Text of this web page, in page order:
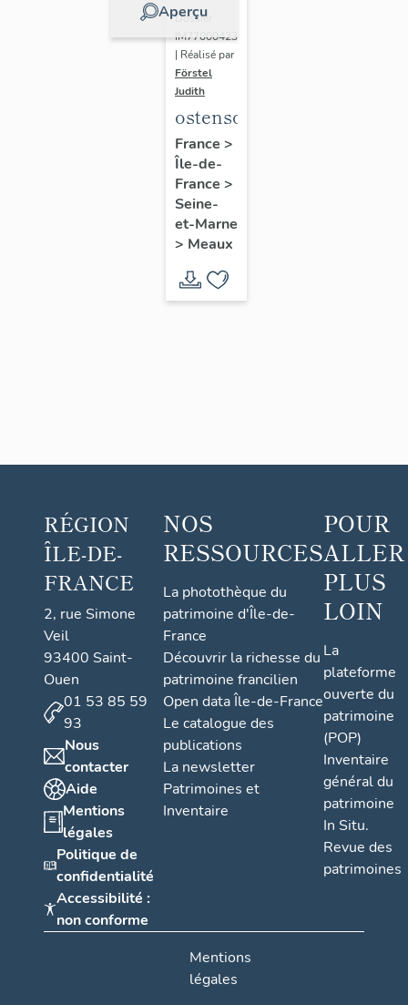
Aperçu
Dossier
IM77000423
| Réalisé par
Förstel
Judith
ostensoir
France >
Île-de-
France >
Seine-
et-Marne
> Meaux
RÉGION
ÎLE-DE-
FRANCE
2, rue Simone
Veil
93400 Saint-
Ouen
01 53 85 59
93
Nous
contacter
Aide
Mentions
légales
Politique de
confidentialité
Accessibilité :
non conforme
NOS
RESSOURCES
La photothèque du
patrimoine d'Île-de-
France
Découvrir la richesse du
patrimoine francilien
Open data Île-de-France
Le catalogue des
publications
La newsletter
Patrimoines et
Inventaire
POUR
ALLER
PLUS
LOIN
La
plateforme
ouverte du
patrimoine
(POP)
Inventaire
général du
patrimoine
In Situ.
Revue des
patrimoines
Mentions
légales